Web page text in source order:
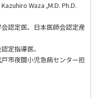
Waza ,M.D. Ph.D.
認定医、日本医師会認定産
定指導医、
市夜間小児急病センター担